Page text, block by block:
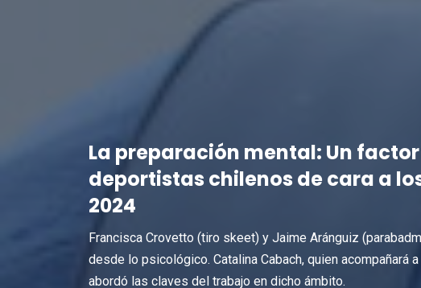
La preparación mental: Un
deportistas chilenos de cara a
2024
Francisca Crovetto (tiro skeet) y Jaime Aránguiz
desde lo psicológico. Catalina Cabach, quien acompañará
abordó las claves del trabajo en dicho ámbito.